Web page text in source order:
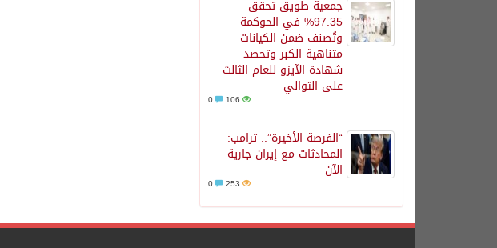
جمعية طويق تحقق
97.35% في الحوكمة
وتُصنف ضمن الكيانات
متناهية الكبر وتحصد
شهادة الآيزو للعام الثالث
على التوالي
106
“الفرصة الأخيرة”.. ترامب:
المحادثات مع إيران جارية
الآن
253